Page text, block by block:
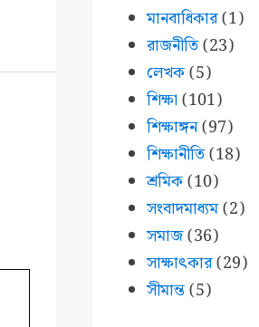
মানবাধিকার(1)
রাজনীতি(23)
লেখক(5)
শিক্ষা (101)
শিক্ষাঙ্গন(97)
শিক্ষানীতি(18)
শ্রমিক(10)
সংবাদমাধ্যম(2)
সমাজ(36)
সাক্ষাৎকার(29)
সীমান্ত(5)